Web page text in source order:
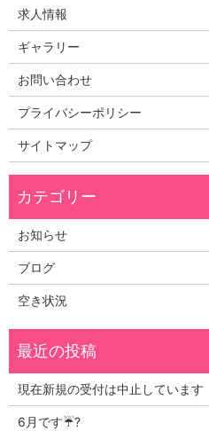
求人情報
ギャラリー
お問い合わせ
プライバシーポリシー
サイトマップ
お知らせ
ブログ
空き状況
現在新規の受付は中止しています
6月です☔?